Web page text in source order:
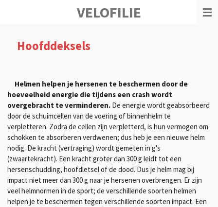
hoofdinhoud
VELOFILIE
Hoofddeksels
Helmen helpen je hersenen te beschermen door de
hoeveelheid energie die tijdens een crash wordt
overgebracht te verminderen. De energie wordt geabsorbeerd
door de schuimcellen van de voering of binnenhelm te
verpletteren. Zodra de cellen zijn verpletterd, is hun vermogen om
schokken te absorberen verdwenen; dus heb je een nieuwe helm
nodig. De kracht (vertraging) wordt gemeten in g's
(zwaartekracht). Een kracht groter dan 300 g leidt tot een
hersenschudding, hoofdletsel of de dood. Dus je helm mag bij
impact niet meer dan 300 g naar je hersenen overbrengen. Er zijn
veel helmnormen in de sport; de verschillende soorten helmen
helpen je te beschermen tegen verschillende soorten impact. Een